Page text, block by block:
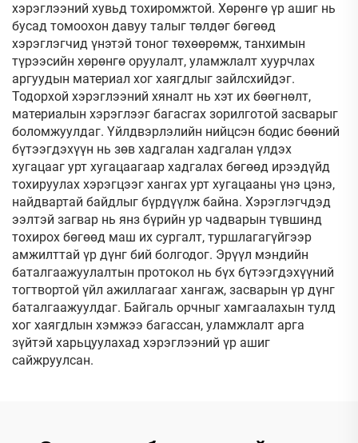
хэрэглээний хувьд тохиромжтой. Хөрөнгө үр ашиг нь
бусад томоохон давуу талыг төлдөг бөгөөд
хэрэглэгчид үнэтэй тоног төхөөрөмж, танхимын
түрээсийн хөрөнгө оруулалт, уламжлалт хуурчлах
аргуудын материал хог хаягдлыг зайлсхийдэг.
Тодорхой хэрэглээний хяналт нь хэт их бөөгнөлт,
материалын хэрэглээг багасгах зорилготой засварыг
боломжуулдаг. Үйлдвэрлэлийн нийцсэн бодис бөөний
бүтээгдэхүүн нь зөв хадгалан хадгалан үлдэх
хугацааг урт хугацаагаар хадгалах бөгөөд ирээдүйд
тохируулах хэрэгцээг хангах урт хугацааны үнэ цэнэ,
найдвартай байдлыг бүрдүүлж байна. Хэрэглэгчдэд
ээлтэй загвар нь янз бүрийн ур чадварын түвшинд
тохирох бөгөөд маш их сургалт, туршлагагүйгээр
амжилттай үр дүнг бий болгодог. Эрүүл мэндийн
баталгаажуулалтын протокол нь бүх бүтээгдэхүүний
тогтвортой үйл ажиллагааг хангаж, засварын үр дүнг
баталгаажуулдаг. Байгаль орчныг хамгаалахын тулд
хог хаягдлын хэмжээ багассан, уламжлалт арга
зүйтэй харьцуулахад хэрэглээний үр ашиг
сайжруулсан.